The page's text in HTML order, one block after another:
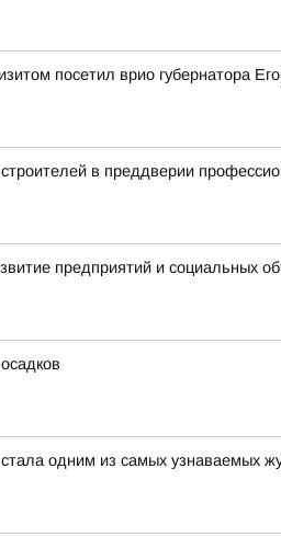
посетил врио губернатора
в преддверии
предприятий и социальных
одним из самых узнаваемых